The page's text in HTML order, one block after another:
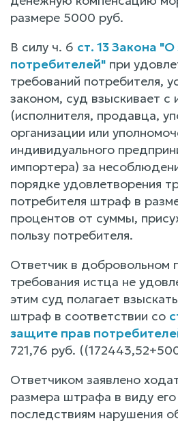
размере 5000 руб.
В силу ч. 6 ст. 13 Закона
потребителей" при
требований потребителя,
законом, суд взыскивает с
(исполнителя, продавца,
организации или
индивидуального
импортера) за
порядке удовлетворения
потребителя штраф в
процентов от суммы,
пользу потребителя.
Ответчик в добровольном
требования истца не
этим суд полагает
штраф в соответствии со
защите прав
721,76 руб.
Ответчиком заявлено
размера штрафа в виду
последствиям нарушения